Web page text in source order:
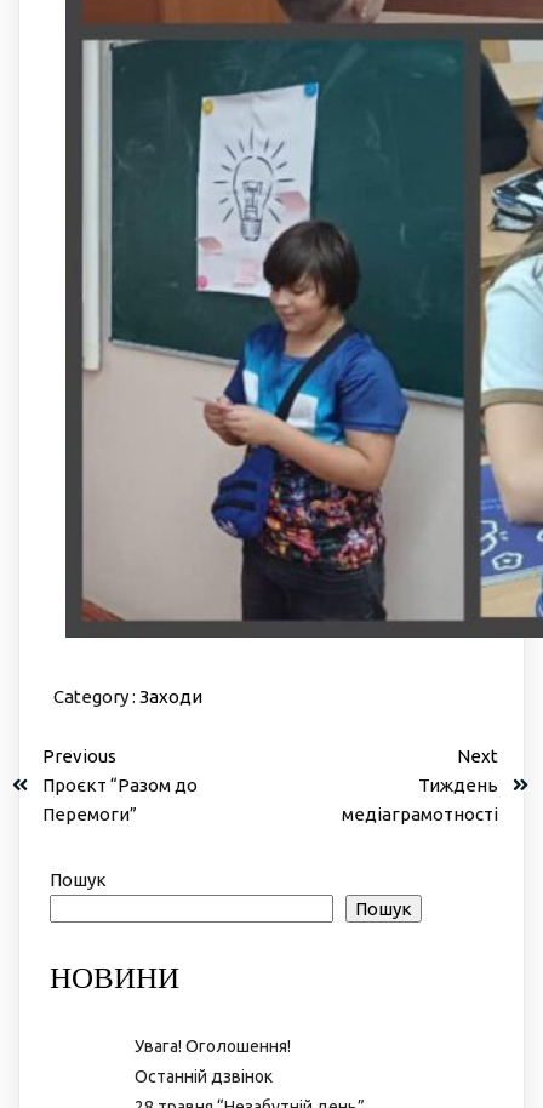
Category : Заходи
Previous
Проєкт “Разом до
Перемоги”
Next
Тиждень
медіаграмотності
Пошук
Пошук
НОВИНИ
Увага! Оголошення!
Останній дзвінок